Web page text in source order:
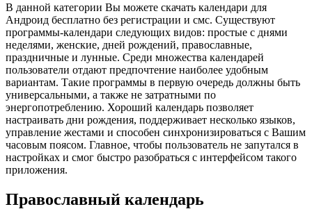
В данной категории Вы можете скачать календари для
Андроид бесплатно без регистрации и смс. Существуют
программы-календари следующих видов: простые с днями
неделями, женские, дней рождений, православные,
праздничные и лунные. Среди множества календарей
пользователи отдают предпочтение наиболее удобным
вариантам. Такие программы в первую очередь должны быть
универсальными, а также не затратными по
энергопотреблению. Хороший календарь позволяет
настраивать дни рождения, поддерживает несколько языков,
управление жестами и способен синхронизироваться с Вашим
часовым поясом. Главное, чтобы пользователь не запутался в
настройках и смог быстро разобраться с интерфейсом такого
приложения.
Православный календарь